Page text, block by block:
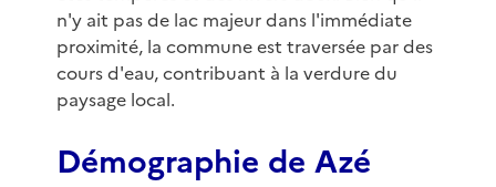
n'y ait pas de lac majeur dans l'immédiate
proximité, la commune est traversée par des
cours d'eau, contribuant à la verdure du
paysage local.
Démographie de Azé